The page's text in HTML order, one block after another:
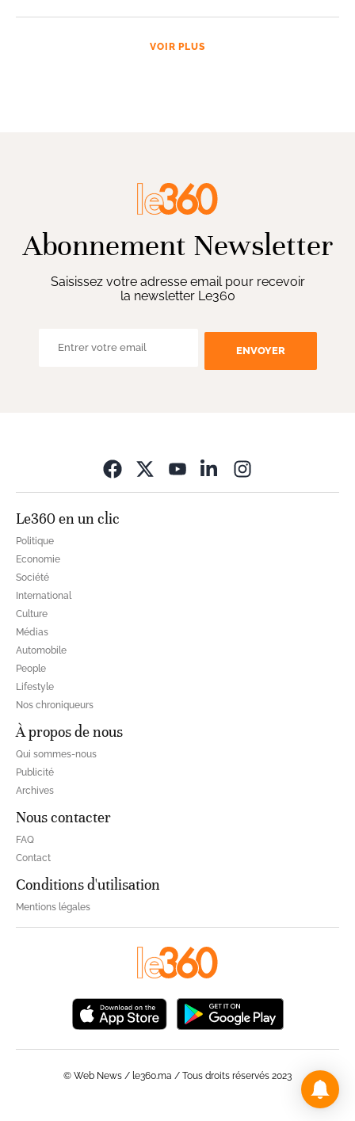
VOIR PLUS
Abonnement Newsletter
Saisissez votre adresse email pour recevoir
la newsletter Le360
ENVOYER
Le360 en un clic
Politique
Economie
Société
International
Culture
Médias
Automobile
People
Lifestyle
Nos chroniqueurs
À propos de nous
Qui sommes-nous
Publicité
Archives
Nous contacter
FAQ
Contact
Conditions d'utilisation
Mentions légales
© Web News / le360.ma / Tous droits réservés 2023